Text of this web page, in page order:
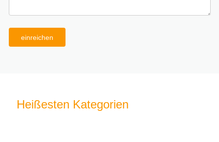
einreichen
Heißesten Kategorien